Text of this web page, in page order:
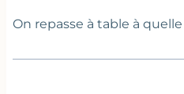
On repasse à table à